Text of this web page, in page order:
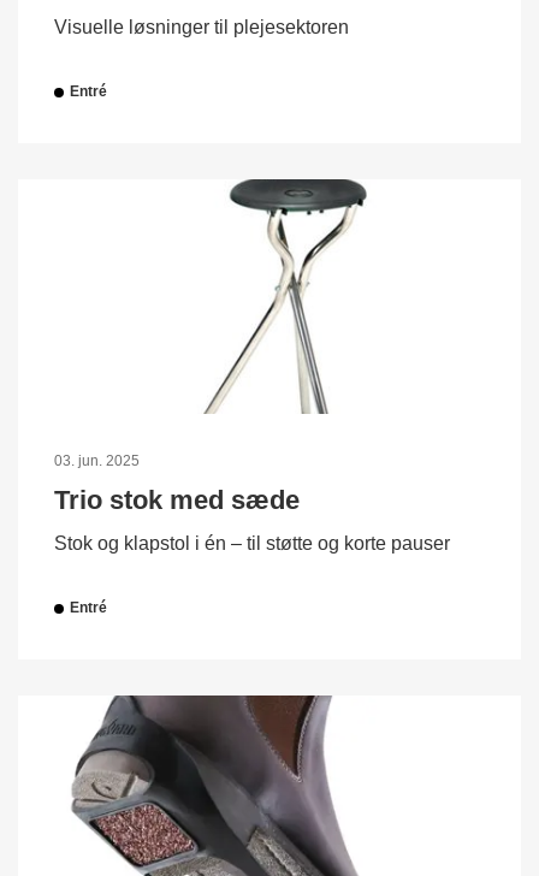
Visuelle løsninger til plejesektoren
Entré
03. jun. 2025
Trio stok med sæde
Stok og klapstol i én – til støtte og korte pauser
Entré